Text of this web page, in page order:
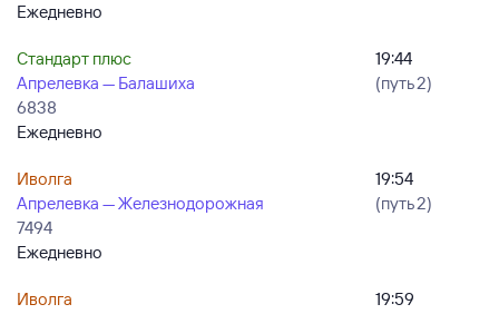
Ежедневно
Стандарт плюс
Апрелевка — Балашиха
6838
Ежедневно
19:44
(путь 2)
Иволга
Апрелевка — Железнодорожная
7494
Ежедневно
19:54
(путь 2)
Иволга
19:59